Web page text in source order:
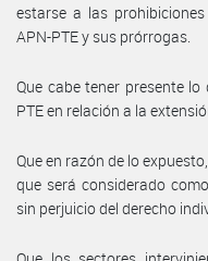
estarse a las
APN-PTE y sus prórrogas.
Que cabe tener presente lo
PTE en relación a la
Que en razón de lo
que será considerado
sin perjuicio del derecho